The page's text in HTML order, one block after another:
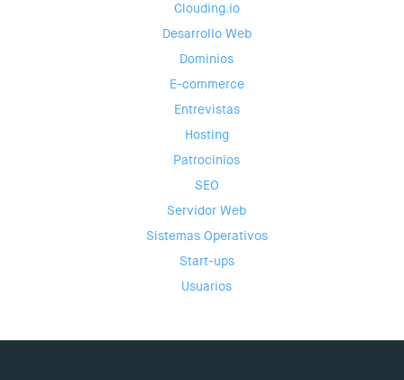
Clouding.io
Desarrollo Web
Dominios
E-commerce
Entrevistas
Hosting
Patrocinios
SEO
Servidor Web
Sistemas Operativos
Start-ups
Usuarios